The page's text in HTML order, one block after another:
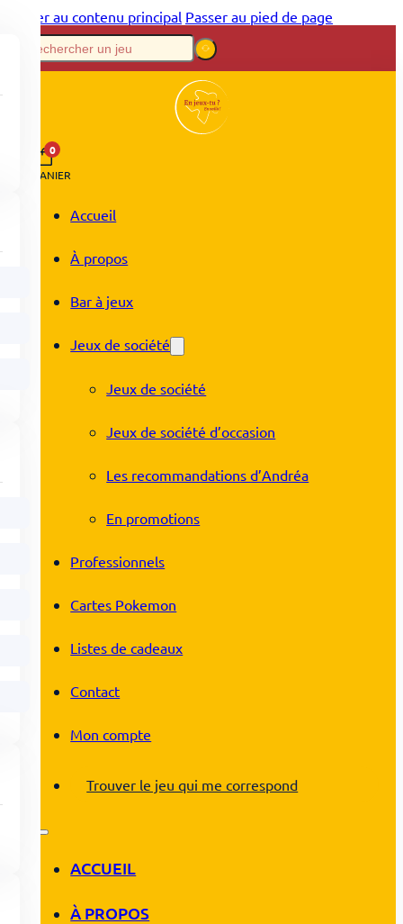
Passer au contenu principal Passer au pied de page
0
PANIER
Accueil
À propos
Bar à jeux
Jeux de société
Jeux de société
Jeux de société d’occasion
Les recommandations d’Andréa
En promotions
Professionnels
Cartes Pokemon
Listes de cadeaux
Contact
Mon compte
Trouver le jeu qui me correspond
ACCUEIL
À PROPOS